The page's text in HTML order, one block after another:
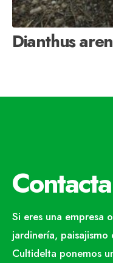
Dianthus
Si eres una empresa
jardinería,
Cultidelta ponemos